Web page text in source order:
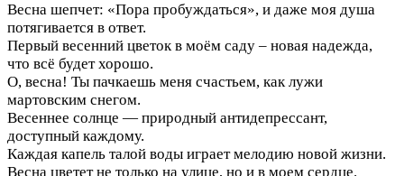
Весна шепчет: «Пора пробуждаться», и даже моя душа
потягивается в ответ.
Первый весенний цветок в моём саду – новая надежда,
что всё будет хорошо.
О, весна! Ты пачкаешь меня счастьем, как лужи
мартовским снегом.
Весеннее солнце — природный антидепрессант,
доступный каждому.
Каждая капель талой воды играет мелодию новой жизни.
Весна цветет не только на улице, но и в моем сердце.